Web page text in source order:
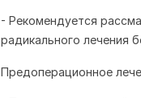
- Рекомендуется
радикального лечения
Предоперационное